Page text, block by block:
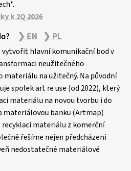
k 2Q 2026
❯ EN ❯ PL
vytvořit hlavní komunikační bod v
neužitečného
na užitečný. Na původní
spolek art re use (od 2022), který
materiálu na novou tvorbu i do
materiálovou banku (Artmap)
materiálu z komerční
řešíme nejen předcházení
nedostatečné materiálové